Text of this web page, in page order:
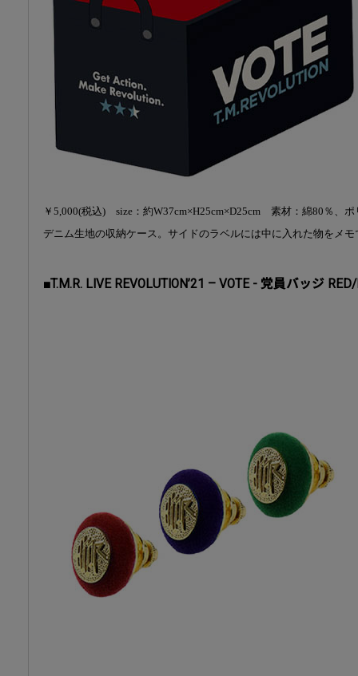
￥5,000(税込) size：約W37cm×H25cm×D25cm 素材：綿80％、ポ
デニム生地の収納ケース。サイドのラベルには中に入れた物をメモ
■T.M.R. LIVE REVOLUTION’21 – VOTE - 党員バッジ